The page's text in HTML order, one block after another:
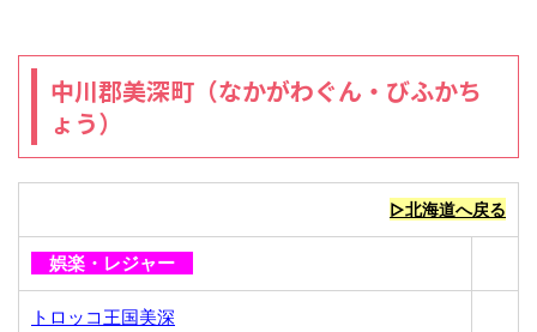
中川郡美深町（なかがわぐん・びふかち
ょう）
▷北海道へ戻る
娯楽・レジャー
トロッコ王国美深